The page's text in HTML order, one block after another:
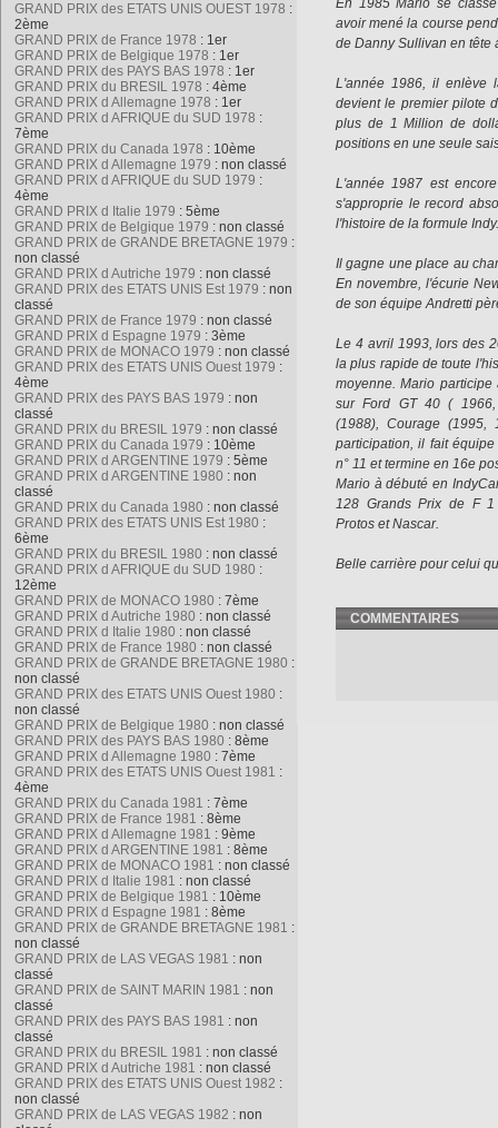
GRAND PRIX des ETATS UNIS OUEST 1978 :
2ème
GRAND PRIX de France 1978 : 1er
GRAND PRIX de Belgique 1978 : 1er
GRAND PRIX des PAYS BAS 1978 : 1er
GRAND PRIX du BRESIL 1978 : 4ème
GRAND PRIX d Allemagne 1978 : 1er
GRAND PRIX d AFRIQUE du SUD 1978 :
7ème
GRAND PRIX du Canada 1978 : 10ème
GRAND PRIX d Allemagne 1979 : non classé
GRAND PRIX d AFRIQUE du SUD 1979 :
4ème
GRAND PRIX d Italie 1979 : 5ème
GRAND PRIX de Belgique 1979 : non classé
GRAND PRIX de GRANDE BRETAGNE 1979 :
non classé
GRAND PRIX d Autriche 1979 : non classé
GRAND PRIX des ETATS UNIS Est 1979 : non
classé
GRAND PRIX de France 1979 : non classé
GRAND PRIX d Espagne 1979 : 3ème
GRAND PRIX de MONACO 1979 : non classé
GRAND PRIX des ETATS UNIS Ouest 1979 :
4ème
GRAND PRIX des PAYS BAS 1979 : non
classé
GRAND PRIX du BRESIL 1979 : non classé
GRAND PRIX du Canada 1979 : 10ème
GRAND PRIX d ARGENTINE 1979 : 5ème
GRAND PRIX d ARGENTINE 1980 : non
classé
GRAND PRIX du Canada 1980 : non classé
GRAND PRIX des ETATS UNIS Est 1980 :
6ème
GRAND PRIX du BRESIL 1980 : non classé
GRAND PRIX d AFRIQUE du SUD 1980 :
12ème
GRAND PRIX de MONACO 1980 : 7ème
GRAND PRIX d Autriche 1980 : non classé
GRAND PRIX d Italie 1980 : non classé
GRAND PRIX de France 1980 : non classé
GRAND PRIX de GRANDE BRETAGNE 1980 :
non classé
GRAND PRIX des ETATS UNIS Ouest 1980 :
non classé
GRAND PRIX de Belgique 1980 : non classé
GRAND PRIX des PAYS BAS 1980 : 8ème
GRAND PRIX d Allemagne 1980 : 7ème
GRAND PRIX des ETATS UNIS Ouest 1981 :
4ème
GRAND PRIX du Canada 1981 : 7ème
GRAND PRIX de France 1981 : 8ème
GRAND PRIX d Allemagne 1981 : 9ème
GRAND PRIX d ARGENTINE 1981 : 8ème
GRAND PRIX de MONACO 1981 : non classé
GRAND PRIX d Italie 1981 : non classé
GRAND PRIX de Belgique 1981 : 10ème
GRAND PRIX d Espagne 1981 : 8ème
GRAND PRIX de GRANDE BRETAGNE 1981 :
non classé
GRAND PRIX de LAS VEGAS 1981 : non
classé
GRAND PRIX de SAINT MARIN 1981 : non
classé
GRAND PRIX des PAYS BAS 1981 : non
classé
GRAND PRIX du BRESIL 1981 : non classé
GRAND PRIX d Autriche 1981 : non classé
GRAND PRIX des ETATS UNIS Ouest 1982 :
non classé
GRAND PRIX de LAS VEGAS 1982 : non
En 1985 Mario se
avoir mené la course
de Danny Sullivan en tête
L'année 1986, il enlève
devient le premier pilote
plus de 1 Million de
positions en une seule
L'année 1987 est
s'approprie le record
l'histoire de la formule
Il gagne une place au
En novembre, l'écurie
de son équipe Andretti
Le 4 avril 1993, lors des
la plus rapide de toute
moyenne. Mario
sur Ford GT 40 (
(1988), Courage (1995,
participation, il fait
n° 11 et termine en 16e
Mario à débuté en
128 Grands Prix de F
Protos et Nascar.
Belle carrière pour celui
COMMENTAIRES